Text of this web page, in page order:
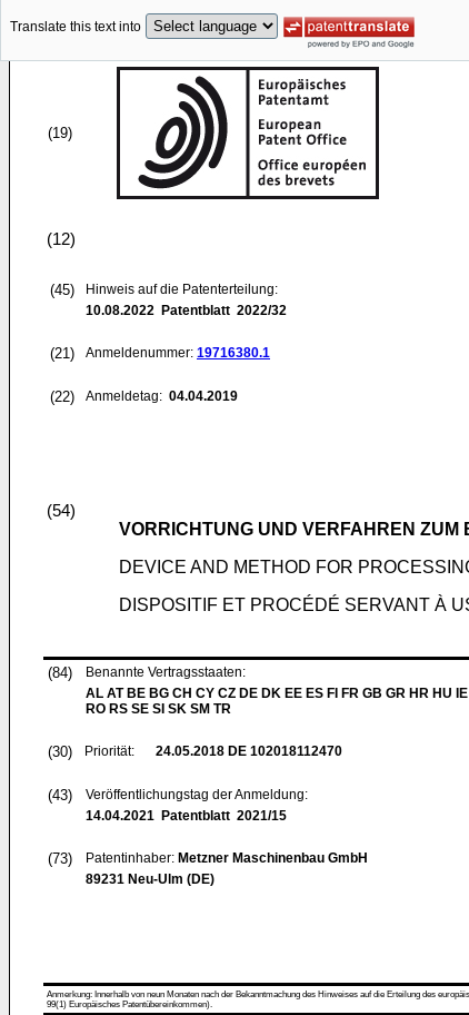
Translate this text into
(19)
(12)
(45)
Hinweis auf die Patenterteilung:
10.08.2022 Patentblatt 2022/32
(21) Anmeldenummer: 19716380.1
(22) Anmeldetag: 04.04.2019
(54)
VORRICHTUNG UND VERFAHREN
DEVICE AND METHOD FOR
DISPOSITIF ET PROCÉDÉ SERVANT À
(84)
Benannte Vertragsstaaten:
AL AT BE BG CH CY CZ DE DK EE ES FI FR GB GR HR HU
RO RS SE SI SK SM TR
(30) Priorität: 24.05.2018 DE 102018112470
(43)
Veröffentlichungstag der Anmeldung:
14.04.2021 Patentblatt 2021/15
(73) Patentinhaber: Metzner Maschinenbau GmbH
89231 Neu-Ulm (DE)
Anmerkung: Innerhalb von neun Monaten nach der Bekanntmachung des Hinweises auf die Erteilung des
99(1) Europäisches Patentübereinkommen).